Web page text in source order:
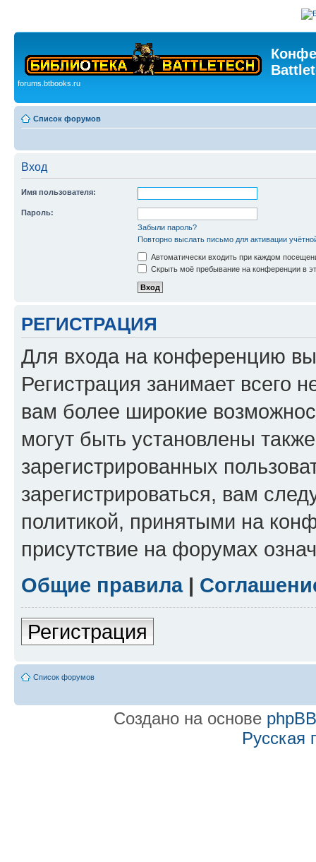
forums.btbooks.ru
Список форумов
Вход
Имя пользователя:
Пароль:
Забыли пароль?
Повторно выслать письмо для активации
Автоматически входить при каждом
Скрыть моё пребывание на конференции в
РЕГИСТРАЦИЯ
Для входа на конференцию
Регистрация занимает всего
вам более широкие
могут быть установлены
зарегистрированных
зарегистрироваться, вам
политикой, принятыми на
присутствие на форумах
Общие правила|
Регистрация
Список форумов
Создано на основе phpBB
Русская